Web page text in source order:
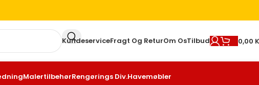
KundeserviceFragt Og ReturOm OsTilbud 0,00
MalertilbehørRengørings Div.Havemøbler